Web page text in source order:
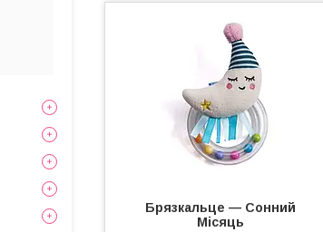
Брязкальце — Сонний
Місяць